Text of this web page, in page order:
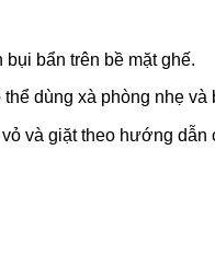
bụi bẩn trên bề mặt ghế.
dùng xà phòng nhẹ
và giặt theo hướng